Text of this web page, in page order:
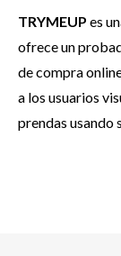
TRYMEUP es
ofrece un
de compra
a los usuarios
prendas